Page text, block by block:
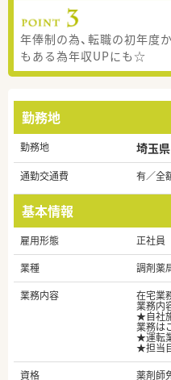
年俸制の為、転職の初年
もある為年収UPにも☆
勤務地
勤務地 埼玉
通勤交通費 有／全
基本情報
雇用形態
正社員
業種
調剤薬
業務内容
在宅業
業務内
★自社
業務は
★運転
★担当
資格
薬剤師